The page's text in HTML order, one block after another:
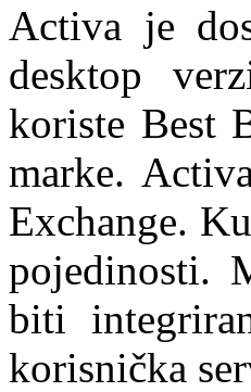
Activa je
desktop
koriste Best
marke.
Exchange.
pojedinosti.
biti
korisnička